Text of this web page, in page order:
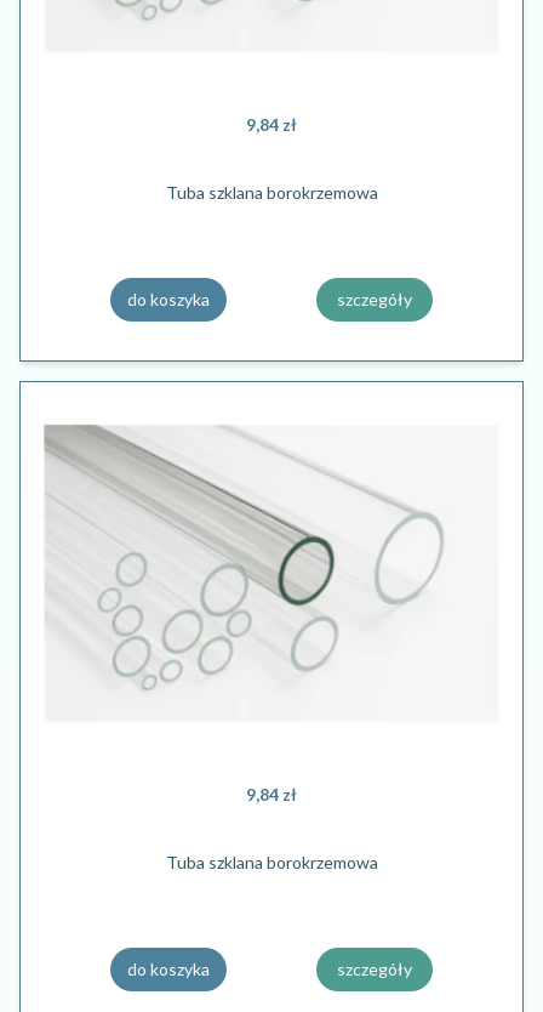
9,84 zł
Tuba szklana borokrzemowa
do koszyka szczegóły
9,84 zł
Tuba szklana borokrzemowa
do koszyka szczegóły